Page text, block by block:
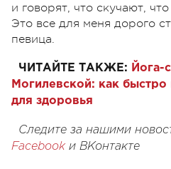
и говорят, что скучают,
Это все для меня дорого
певица.
ЧИТАЙТЕ ТАКЖЕ: Йога-
Могилевской: как быстро
для здоровья
Следите за нашими
Facebook и ВКонтакте